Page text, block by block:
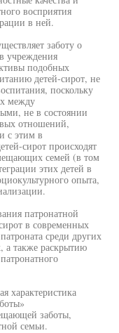
восприятия
в ней.
заботу о
учреждения
подобных
детей-сирот, не
поскольку
между
не в состоянии
отношений,
с этим в
сирот происходят
семей (в том
этих детей в
опыта,
патронатной
в современных
среди других
а также раскрытию
характеристика
заботы,
семьи.